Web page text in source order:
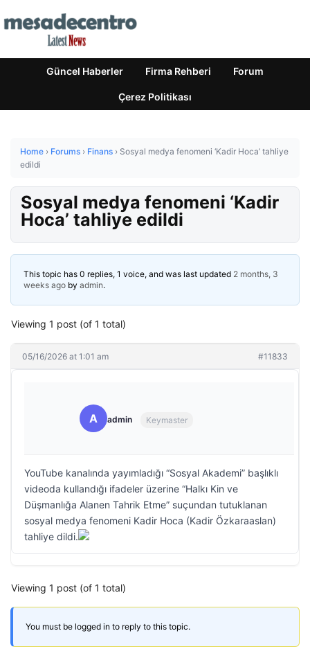
Güncel Haberler Firma Rehberi Forum
Çerez Politikası
Home › Forums › Finans › Sosyal medya fenomeni ‘Kadir Hoca’ tahliye
edildi
Sosyal medya fenomeni ‘Kadir
Hoca’ tahliye edildi
This topic has 0 replies, 1 voice, and was last updated 2 months, 3
weeks ago by admin.
Viewing 1 post (of 1 total)
05/16/2026 at 1:01 am #11833
A admin Keymaster
YouTube kanalında yayımladığı “Sosyal Akademi” başlıklı
videoda kullandığı ifadeler üzerine “Halkı Kin ve
Düşmanlığa Alanen Tahrik Etme” suçundan tutuklanan
sosyal medya fenomeni Kadir Hoca (Kadir Özkaraaslan)
tahliye dildi.
Viewing 1 post (of 1 total)
You must be logged in to reply to this topic.